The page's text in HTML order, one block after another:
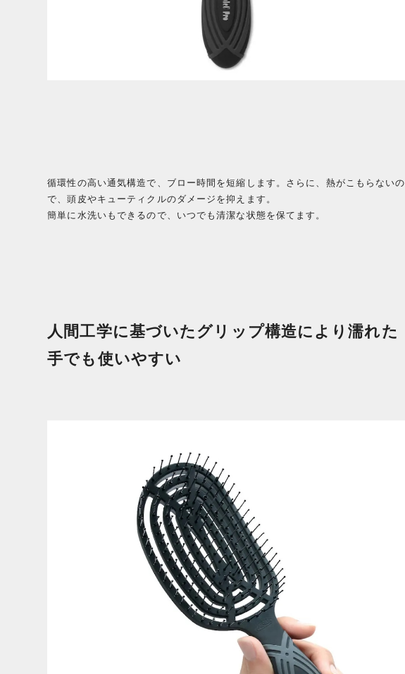
循環性の高い通気構造で、ブロー時間を短縮します。さらに、熱がこもらないの
で、頭皮やキューティクルのダメージを抑えます。
簡単に水洗いもできるので、いつでも清潔な状態を保てます。
人間工学に基づいたグリップ構造により濡れた
手でも使いやすい